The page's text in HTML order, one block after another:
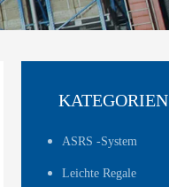
KATEGORIEN
ASRS -System
Leichte Regale